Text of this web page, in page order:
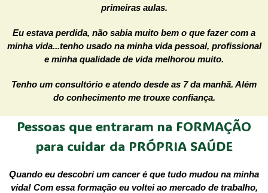
primeiras aulas.
Eu estava perdida, não sabia muito bem o que fazer com a
minha vida...tenho usado na minha vida pessoal, profissional
e minha qualidade de vida melhorou muito.
Tenho um consultório e atendo desde as 7 da manhã. Além
do conhecimento me trouxe confiança.
Pessoas que entraram na FORMAÇÃO
para cuidar da PRÓPRIA SAÚDE
Quando eu descobri um cancer é que tudo mudou na minha
vida! Com essa formação eu voltei ao mercado de trabalho,